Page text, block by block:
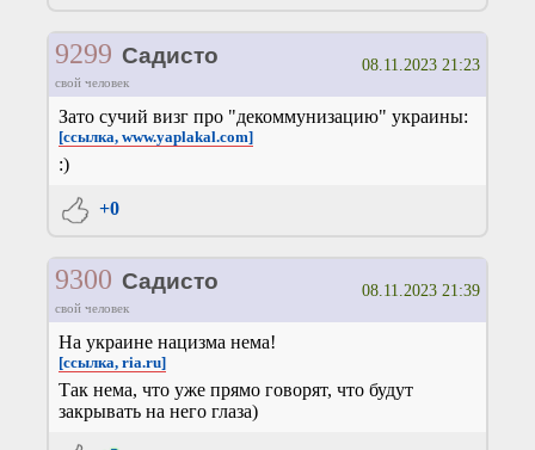
9299 Садисто
свой человек
08.11.2023 21:23
Зато сучий визг про "декоммунизацию" украины:
[ссылка, www.yaplakal.com]
:)
+0
9300 Садисто
свой человек
08.11.2023 21:39
На украине нацизма нема!
[ссылка, ria.ru]
Так нема, что уже прямо говорят, что будут
закрывать на него глаза)